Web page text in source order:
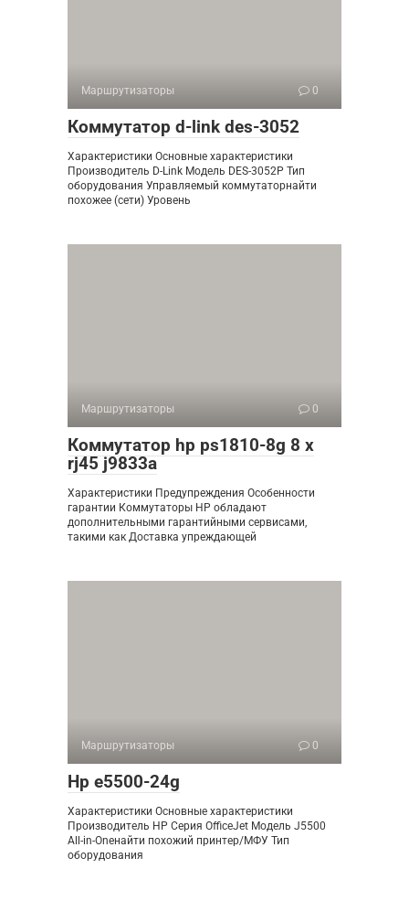
Маршрутизаторы 0
Коммутатор d-link des-3052
Характеристики Основные характеристики
Производитель D-Link Модель DES-3052P Тип
оборудования Управляемый коммутаторнайти
похожее (сети) Уровень
Маршрутизаторы 0
Коммутатор hp ps1810-8g 8 x
rj45 j9833a
Характеристики Предупреждения Особенности
гарантии Коммутаторы HP обладают
дополнительными гарантийными сервисами,
такими как Доставка упреждающей
Маршрутизаторы 0
Hp e5500-24g
Характеристики Основные характеристики
Производитель HP Серия OfficeJet Модель J5500
All-in-Oneнайти похожий принтер/МФУ Тип
оборудования